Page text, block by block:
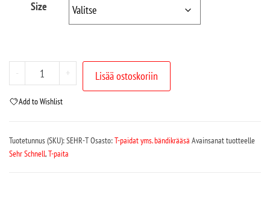
Size
- + Lisää ostoskoriin
Add to Wishlist
Tuotetunnus (SKU):SEHR-TOsasto:T-paidat yms. bändikrääsä Avainsanat tuotteelle
Sehr Schnell,T-paita